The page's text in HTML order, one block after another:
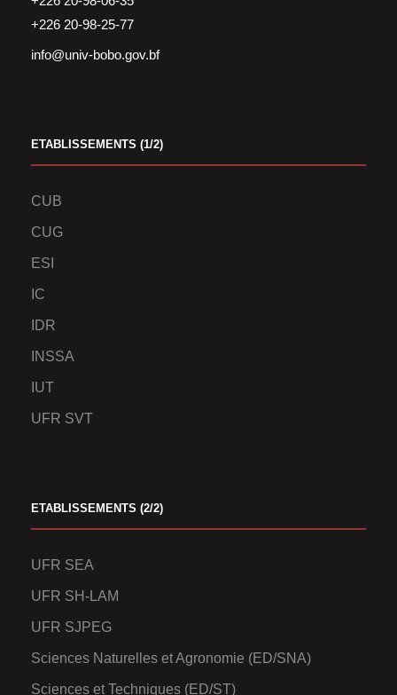
+226 20-98-25-77
info@univ-bobo.gov.bf
ETABLISSEMENTS (1/2)
CUB
CUG
ESI
IC
IDR
INSSA
IUT
UFR SVT
ETABLISSEMENTS (2/2)
UFR SEA
UFR SH-LAM
UFR SJPEG
Sciences Naturelles et Agronomie (ED/SNA)
Sciences et Techniques (ED/ST)